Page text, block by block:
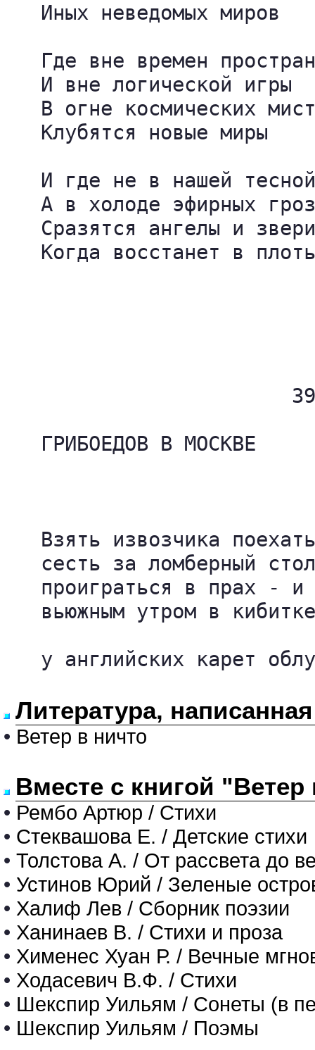
   Иных неведомых миров
Где вне времен
   И вне логической игры
В огне космических
   Клубятся новые миры
И где не в нашей
   А в холоде эфирных гроз
   Сразятся ангелы и звери
Когда восстанет в
   ГРИБОЕДОВ В МОСКВЕ
Взять извозчика
сесть за ломберный
проиграться в прах - и
вьюжным утром в
у английских карет
Литература,
• Ветер в ничто
Вместе с книгой
• Рембо Артюр / Стихи
• Стеквашова Е. / Детские стихи
• Толстова А. / От рассвета до
• Устинов Юрий / Зеленые
• Халиф Лев / Сборник поэзии
• Ханинаев В. / Стихи и проза
• Хименес Хуан Р. / Вечные
• Ходасевич В.Ф. / Стихи
• Шекспир Уильям / Сонеты (в
• Шекспир Уильям / Поэмы